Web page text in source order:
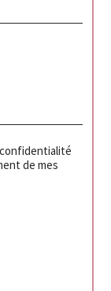
de mes